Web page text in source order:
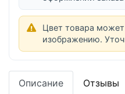
Цвет товара может
изображению.
Описание Отзывы